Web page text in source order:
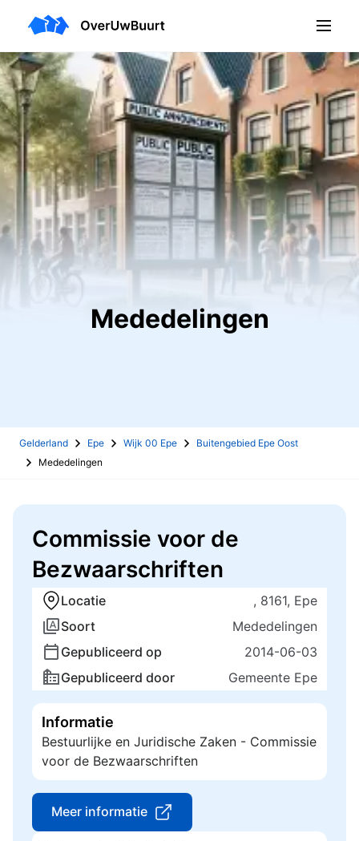
Mededelingen
Gelderland Epe Wijk 00 Epe
Buitengebied Epe Oost
Mededelingen
Commissie voor de
Bezwaarschriften
Locatie
, 8161, Epe
Soort
Mededelingen
Gepubliceerd op
2014-06-03
Gepubliceerd door
Gemeente Epe
Informatie
Bestuurlijke en Juridische Zaken - Commissie
voor de Bezwaarschriften
Meer informatie